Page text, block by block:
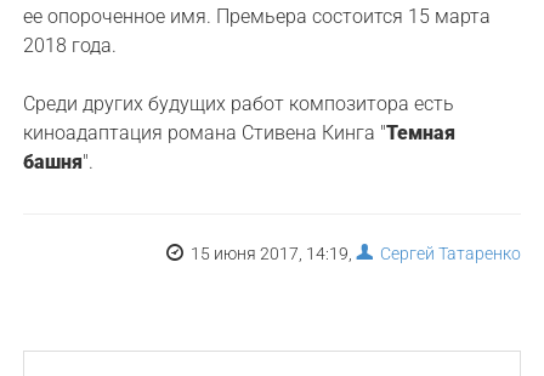
ее опороченное имя. Премьера состоится 15 марта
2018 года.
Среди других будущих работ композитора есть
киноадаптация романа Стивена Кинга "Темная
башня".
15 июня 2017, 14:19, Сергей Татаренко